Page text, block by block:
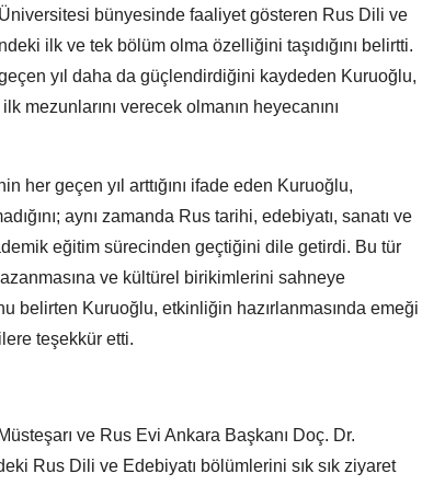
bünyesinde faaliyet gösteren Rus Dili ve
ilk ve tek bölüm olma özelliğini taşıdığını belirtti.
yıl daha da güçlendirdiğini kaydeden Kuruoğlu,
mezunlarını verecek olmanın heyecanını
her geçen yıl arttığını ifade eden Kuruoğlu,
aynı zamanda Rus tarihi, edebiyatı, sanatı ve
eğitim sürecinden geçtiğini dile getirdi. Bu tür
ve kültürel birikimlerini sahneye
belirten Kuruoğlu, etkinliğin hazırlanmasında emeği
teşekkür etti.
ve Rus Evi Ankara Başkanı Doç. Dr.
Rus Dili ve Edebiyatı bölümlerini sık sık ziyaret